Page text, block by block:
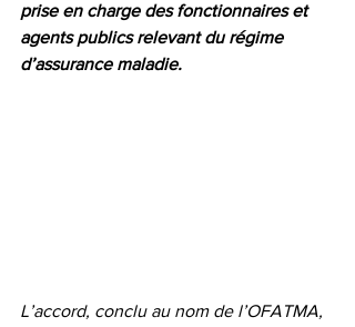
prise en charge des fonctionnaires et
agents publics relevant du régime
d’assurance maladie.
L’accord, conclu au nom de l’OFATMA,